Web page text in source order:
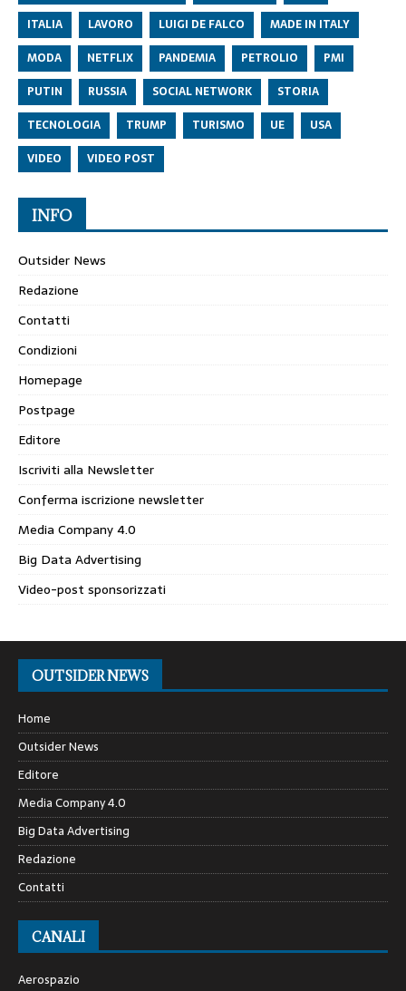
ITALIA
LAVORO LUIGI DE FALCO
MADE IN ITALY
MODA
NETFLIX PANDEMIA PETROLIO
PMI
PUTIN
RUSSIA SOCIAL NETWORK
STORIA
TECNOLOGIA
TRUMP TURISMO UE
USA
VIDEO
VIDEO POST
INFO
Outsider News
Redazione
Contatti
Condizioni
Homepage
Postpage
Editore
Iscriviti alla Newsletter
Conferma iscrizione newsletter
Media Company 4.0
Big Data Advertising
Video-post sponsorizzati
OUTSIDER NEWS
Home
Outsider News
Editore
Media Company 4.0
Big Data Advertising
Redazione
Contatti
CANALI
Aerospazio